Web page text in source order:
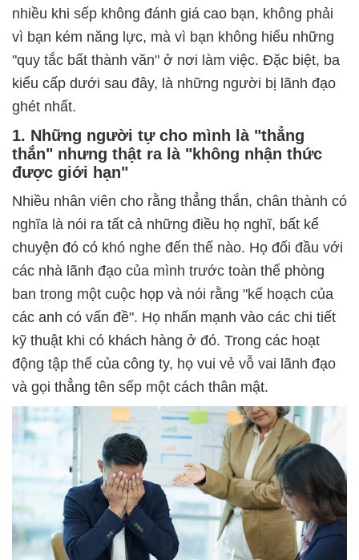
nhiều khi sếp không đánh giá cao bạn, không phải
vì bạn kém năng lực, mà vì bạn không hiểu những
"quy tắc bất thành văn" ở nơi làm việc. Đặc biệt, ba
kiểu cấp dưới sau đây, là những người bị lãnh đạo
ghét nhất.
1. Những người tự cho mình là "thẳng
thắn" nhưng thật ra là "không nhận thức
được giới hạn"
Nhiều nhân viên cho rằng thẳng thắn, chân thành có
nghĩa là nói ra tất cả những điều họ nghĩ, bất kể
chuyện đó có khó nghe đến thế nào. Họ đối đầu với
các nhà lãnh đạo của mình trước toàn thể phòng
ban trong một cuộc họp và nói rằng "kế hoạch của
các anh có vấn đề". Họ nhấn mạnh vào các chi tiết
kỹ thuật khi có khách hàng ở đó. Trong các hoạt
động tập thể của công ty, họ vui vẻ vỗ vai lãnh đạo
và gọi thẳng tên sếp một cách thân mật.